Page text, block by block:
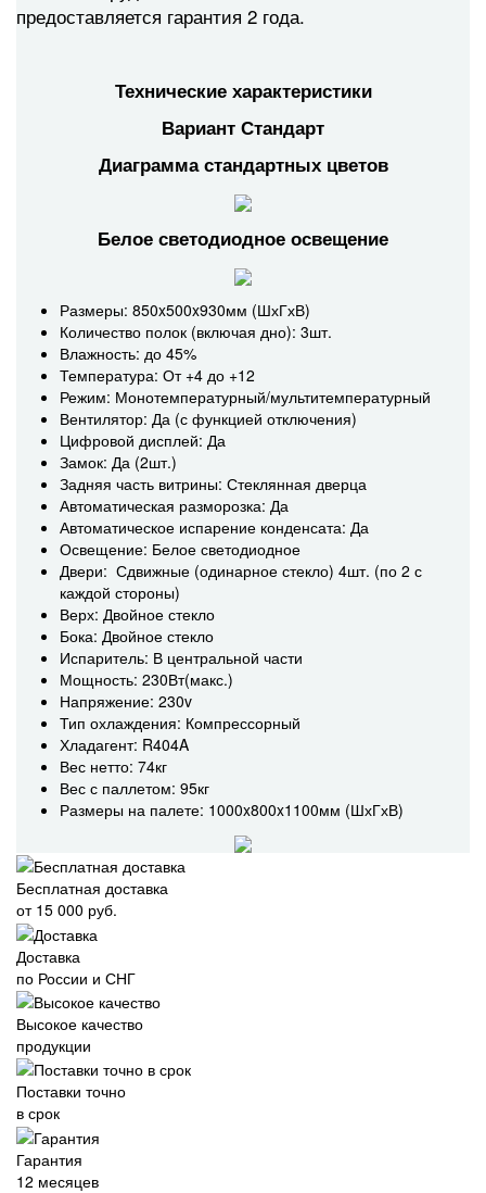
предоставляется гарантия 2 года.
Технические характеристики
Вариант Стандарт
Диаграмма стандартных цветов
Белое светодиодное освещение
Размеры: 850x500x930мм (ШхГхВ)
Количество полок (включая дно): 3шт.
Влажность: до 45%
Температура: От +4 до +12
Режим: Монотемпературный/мультитемпературный
Вентилятор: Да (с функцией отключения)
Цифровой дисплей: Да
Замок: Да (2шт.)
Задняя часть витрины: Стеклянная дверца
Автоматическая разморозка: Да
Автоматическое испарение конденсата: Да
Освещение: Белое светодиодное
Двери: Сдвижные (одинарное стекло) 4шт. (по 2 с
каждой стороны)
Верх: Двойное стекло
Бока: Двойное стекло
Испаритель: В центральной части
Мощность: 230Вт(макс.)
Напряжение: 230v
Тип охлаждения: Компрессорный
Хладагент: R404A
Вес нетто: 74кг
Вес с паллетом: 95кг
Размеры на палете: 1000x800x1100мм (ШхГхВ)
Бесплатная доставка
от 15 000 руб.
Доставка
по России и СНГ
Высокое качество
продукции
Поставки точно
в срок
Гарантия
12 месяцев